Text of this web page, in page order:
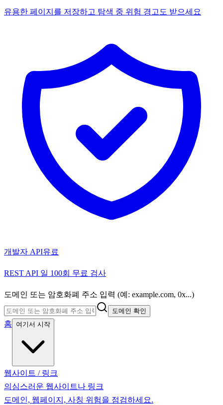
유용한 페이지를 저장하고 탐색 중 위험 경고도 받으세요
개발자 API유료
REST API 일 100회 무료 검사
도메인 또는 암호화폐 주소 입력 (예: example.com, 0x...)
도메인 확인
홈 여기서 시작
웹사이트 / 링크
의심스러운 웹사이트나 링크
도메인, 웹페이지, 사칭 위험을 점검하세요.